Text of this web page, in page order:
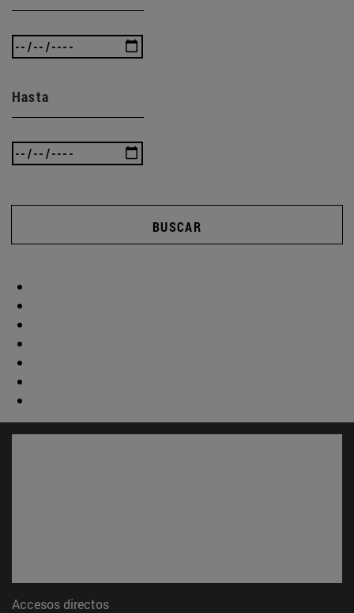
Hasta
BUSCAR
Accesos directos